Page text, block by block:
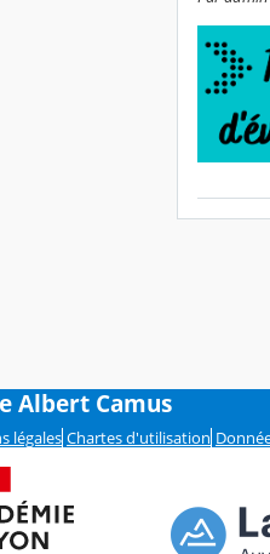
Albert Camus
légales Chartes d'utilisation